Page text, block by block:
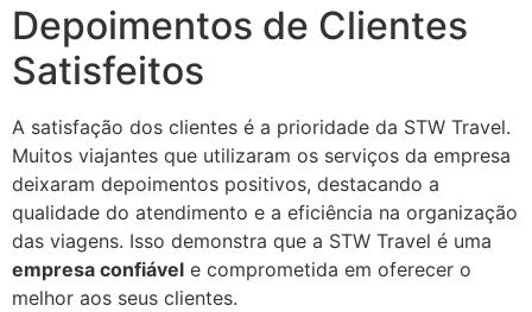
Depoimentos de Clientes
Satisfeitos
A satisfação dos clientes é a prioridade da STW Travel.
Muitos viajantes que utilizaram os serviços da empresa
deixaram depoimentos positivos, destacando a
qualidade do atendimento e a eficiência na organização
das viagens. Isso demonstra que a STW Travel é uma
empresa confiável e comprometida em oferecer o
melhor aos seus clientes.